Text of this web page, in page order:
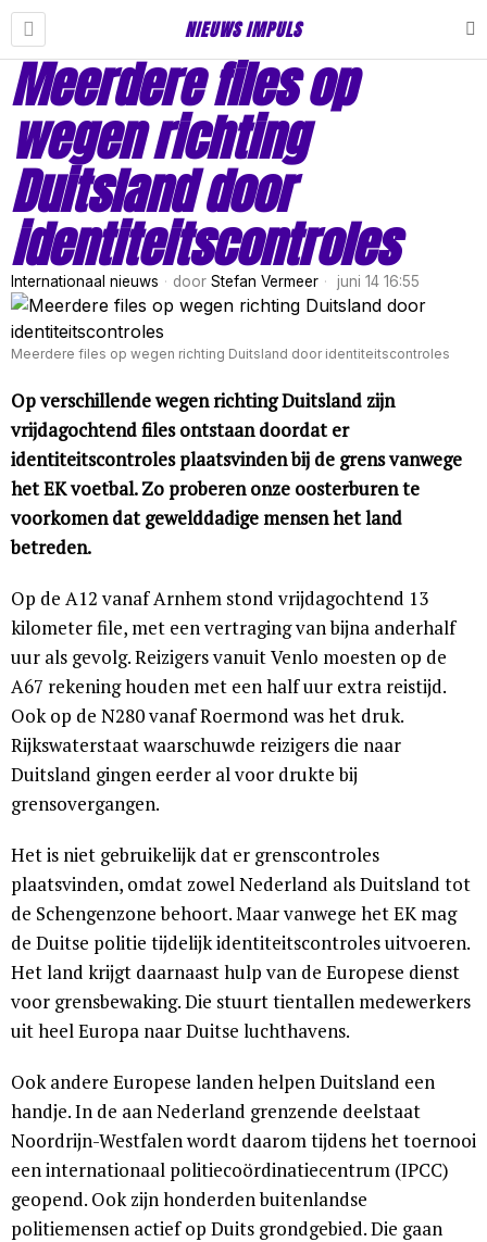
NIEUWS IMPULS
Meerdere files op
wegen richting
Duitsland door
identiteitscontroles
Internationaal nieuws door Stefan Vermeer juni 14 16:55
Meerdere files op wegen richting Duitsland door identiteitscontroles
Op verschillende wegen richting Duitsland zijn
vrijdagochtend files ontstaan doordat er
identiteitscontroles plaatsvinden bij de grens vanwege
het EK voetbal. Zo proberen onze oosterburen te
voorkomen dat gewelddadige mensen het land
betreden.
Op de A12 vanaf Arnhem stond vrijdagochtend 13
kilometer file, met een vertraging van bijna anderhalf
uur als gevolg. Reizigers vanuit Venlo moesten op de
A67 rekening houden met een half uur extra reistijd.
Ook op de N280 vanaf Roermond was het druk.
Rijkswaterstaat waarschuwde reizigers die naar
Duitsland gingen eerder al voor drukte bij
grensovergangen.
Het is niet gebruikelijk dat er grenscontroles
plaatsvinden, omdat zowel Nederland als Duitsland tot
de Schengenzone behoort. Maar vanwege het EK mag
de Duitse politie tijdelijk identiteitscontroles uitvoeren.
Het land krijgt daarnaast hulp van de Europese dienst
voor grensbewaking. Die stuurt tientallen medewerkers
uit heel Europa naar Duitse luchthavens.
Ook andere Europese landen helpen Duitsland een
handje. In de aan Nederland grenzende deelstaat
Noordrijn-Westfalen wordt daarom tijdens het toernooi
een internationaal politiecoördinatiecentrum (IPCC)
geopend. Ook zijn honderden buitenlandse
politiemensen actief op Duits grondgebied. Die gaan